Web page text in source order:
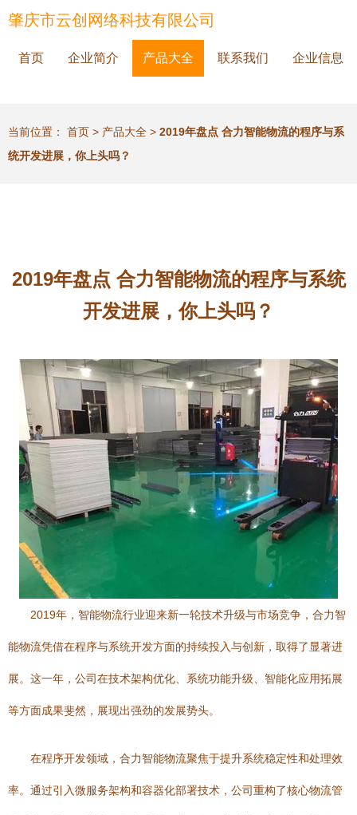
肇庆市云创网络科技有限公司
首页 企业简介 产品大全 联系我们 企业信息
当前位置： 首页 > 产品大全 > 2019年盘点 合力智能物流的程序与系
统开发进展，你上头吗？
2019年盘点 合力智能物流的程序与系统
开发进展，你上头吗？
2019年，智能物流行业迎来新一轮技术升级与市场竞争，合力智
能物流凭借在程序与系统开发方面的持续投入与创新，取得了显著进
展。这一年，公司在技术架构优化、系统功能升级、智能化应用拓展
等方面成果斐然，展现出强劲的发展势头。
在程序开发领域，合力智能物流聚焦于提升系统稳定性和处理效
率。通过引入微服务架构和容器化部署技术，公司重构了核心物流管